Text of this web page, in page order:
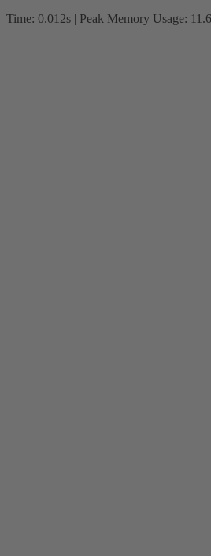
Time: 0.012s | Peak Memory Usage: